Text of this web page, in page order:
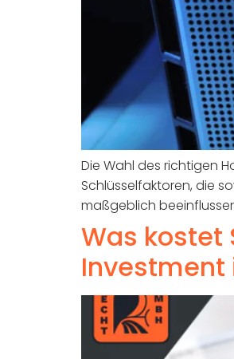
Die Wahl des richtigen
Schlüsselfaktoren, die
maßgeblich
Was kostet